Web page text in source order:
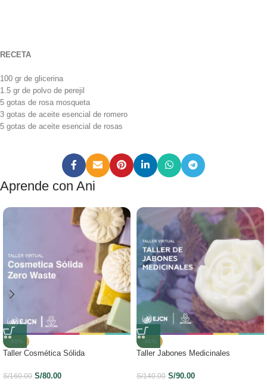
RECETA
100 gr de glicerina
1.5 gr de polvo de perejil
5 gotas de rosa mosqueta
3 gotas de aceite esencial de romero
5 gotas de aceite esencial de rosas
Aprende con Ani
-50%
Taller Cosmética Sólida
S/160.00 S/80.00
-36%
Taller Jabones Medicinales
S/140.00 S/90.00